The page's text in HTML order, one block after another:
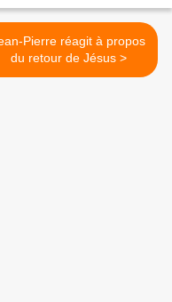
Pierre réagit à propos
du retour de Jésus >